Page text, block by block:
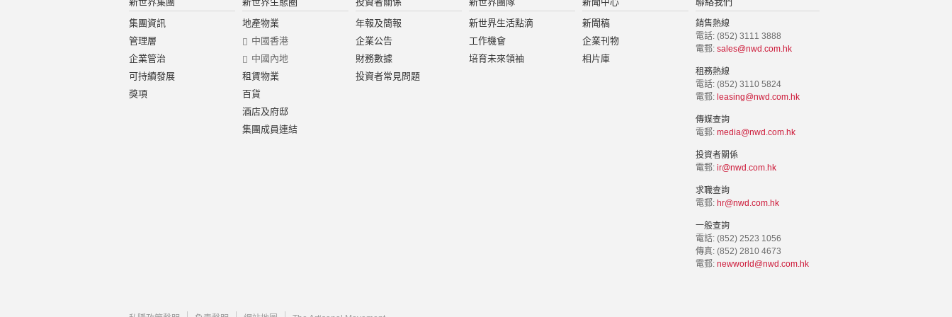
集團資訊
管理層
企業管治
可持續發展
獎項
地產物業
中國香港
中國內地
租賃物業
百貨
酒店及府邸
集團成員連結
年報及簡報
企業公告
財務數據
投資者常見問題
新世界生活點滴
工作機會
培育未來領袖
新聞稿
企業刊物
相片庫
銷售熱線
電話: (852) 3111 3888
電郵: sales@nwd.com.hk
租務熱線
電話: (852) 3110 5824
電郵: leasing@nwd.com.hk
傳媒查詢
電郵: media@nwd.com.hk
投資者關係
電郵: ir@nwd.com.hk
求職查詢
電郵: hr@nwd.com.hk
一般查詢
電話: (852) 2523 1056
傳真: (852) 2810 4673
電郵: newworld@nwd.com.hk